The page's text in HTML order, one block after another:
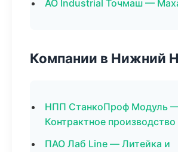
АО Industrial Точмаш —
Компании в Нижний
НПП СтанкоПроф Модуль
Контрактное производство
ПАО Лаб Line — Литейка и